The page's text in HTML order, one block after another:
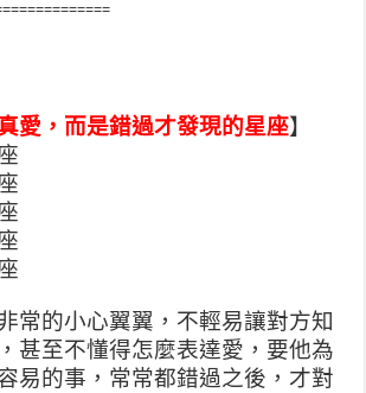
愛，而是錯過才發現的星座】
常的小心翼翼，不輕易讓對方知
甚至不懂得怎麼表達愛，要他為
易的事，常常都錯過之後，才對